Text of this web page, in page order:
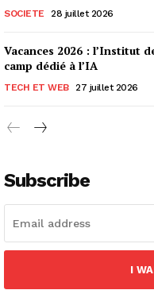
SOCIETE 28 juillet 2026
Vacances 2026 : l’Institut
camp dédié à l’IA
TECH ET WEB 27 juillet 2026
Subscribe
I